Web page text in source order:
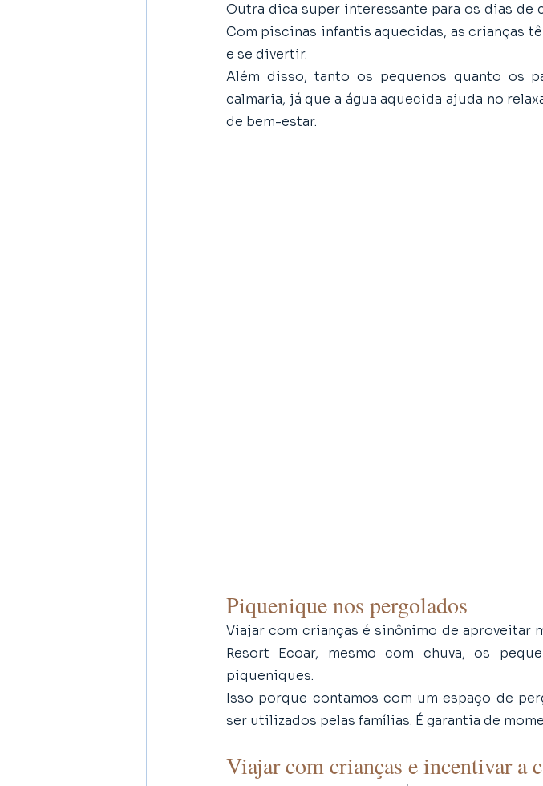
Outra dica super interessante para os dias de
Com piscinas infantis aquecidas, as crianças
e se divertir.
Além disso, tanto os pequenos quanto os
calmaria, já que a água aquecida ajuda no
de bem-estar.
Piquenique nos pergolados
Viajar com crianças é sinônimo de aproveitar
Resort Ecoar, mesmo com chuva, os
piqueniques.
Isso porque contamos com um espaço de
ser utilizados pelas famílias. É garantia de
Viajar com crianças e incentivar a